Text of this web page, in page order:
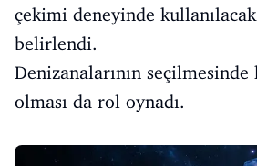
çekimi deneyinde
belirlendi.
Denizanalarının
olması da rol oynadı.